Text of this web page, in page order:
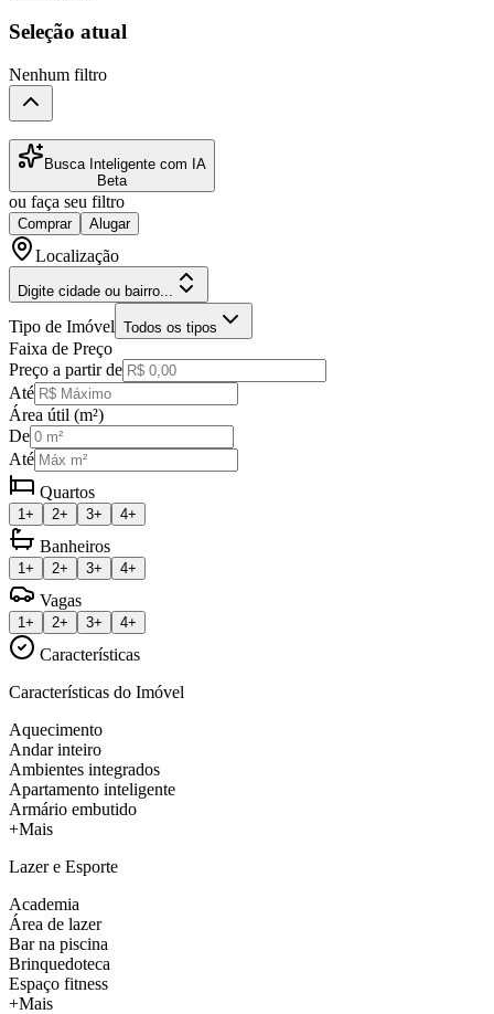
Seleção atual
Nenhum filtro
Busca Inteligente com IA
Beta
ou faça seu filtro
Comprar Alugar
Localização
Digite cidade ou bairro...
Tipo de Imóvel Todos os tipos
Faixa de Preço
Preço a partir de
Até
Área útil (m²)
De
Até
Quartos
1+ 2+ 3+ 4+
Banheiros
1+ 2+ 3+ 4+
Vagas
1+ 2+ 3+ 4+
Características
Características do Imóvel
Aquecimento
Andar inteiro
Ambientes integrados
Apartamento inteligente
Armário embutido
+Mais
Lazer e Esporte
Academia
Área de lazer
Bar na piscina
Brinquedoteca
Espaço fitness
+Mais